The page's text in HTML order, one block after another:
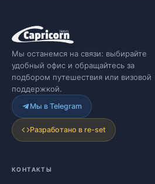
Мы останемся на связи: выбирайте
удобный офис и обращайтесь за
подбором путешествия или визовой
поддержкой.
Мы в Telegram
Разработано в re-set
КОНТАКТЫ